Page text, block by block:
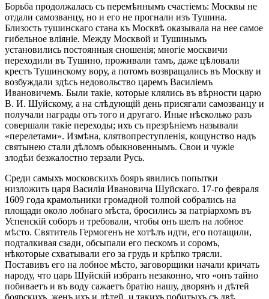
Борьба продолжалась съ перемѣннымъ счастіемъ: Москвы не
отдали самозванцу, но и его не прогнали изъ Тушина.
Близость тушинскаго стана къ Москвѣ оказывала на нее самое
гибельное вліяніе. Между Москвой и Тушинымъ
установились постоянныя сношенія; многіе москвичи
переходили въ Тушино, проживали тамъ, даже цѣловали
крестъ Тушинскому вору, а потомъ возвращались въ Москву и
возбуждали здѣсь недовольство царемъ Василіемъ
Ивановичемъ. Были такіе, которые клялись въ вѣрности царю
В. И. Шуйскому, а на слѣдующій день присягали самозванцу и
получали награды отъ того и другаго. Иные нѣсколько разъ
совершали такіе переходы; ихъ съ презрѣніемъ называли
«перелетами». Измѣна, клятвопреступленія, кощунство надъ
святынею стали дѣломъ обыкновеннымъ. Свои и чужіе
злодѣи безжалостно терзали Русь.
Среди самыхъ московскихъ бояръ явились попытки
низложить царя Василія Ивановича Шуйскаго. 17-го февраля
1609 года крамольники громадной толпой собрались на
площади около лобнаго мѣста, бросились за патріархомъ въ
Успенскій соборъ и требовали, чтобы онъ шелъ на лобное
мѣсто. Святитель Гермогенъ не хотѣлъ идти, его потащили,
подталкивая сзади, обсыпали его пескомъ и соромъ,
нѣкоторые схватывали его за грудь и крѣпко трясли.
Поставивъ его на лобное мѣсто, заговорщики начали кричать
народу, что царь Шуйскій избранъ незаконно, что «онъ тайно
побиваетъ и въ воду сажаетъ братію нашу, дворянъ и дѣтей
боярскихъ, женъ ихъ и дѣтей, и такихъ побитыхъ съ двѣ